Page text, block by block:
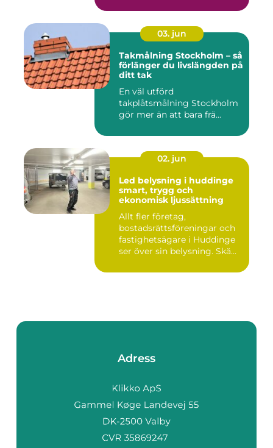
03. jun
Takmålning Stockholm – så
förlänger du livslängden på
ditt tak
En väl utförd
takplåtsmålning Stockholm
gör mer än att bara frä...
02. jun
Led belysning i huddinge
smart, trygg och
ekonomisk ljussättning
Allt fler företag,
bostadsrättsföreningar och
fastighetsägare i Huddinge
ser över sin belysning. Skä...
Adress